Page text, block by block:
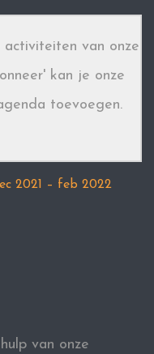
van onze
kan je onze
toevoegen.
2021 – feb 2022
van onze